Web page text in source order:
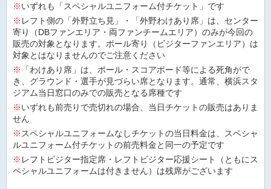
※いずれも「スペシャルユニフォーム付チケット」です
※ レフト側の「外野立ち見」・「外野わけあり席」は、センター
寄り（DBファンエリア・両ファンチームエリア）のみが今回の
販売の対象となります。ポール寄り（ビジターファンエリア）は
対象とはなりませんのでご注意ください
※
「わけあり席」は、ポール・スコアボード等による死角がで
き、グラウンド・選手が見づらい席となります。通常、横浜スタ
ジアム当日窓口のみでの販売となる席種です
※いずれも前売りで売切れの場合、当日チケットの販売はありま
せん
※ スペシャルユニフォームなしチケットの当日料金は、スペシャ
ルユニフォーム付チケットの前売料金と同一の予定です
※ レフトビジター指定席・レフトビジター応援シート（ともにス
ペシャルユニフォームは付きません）は残席がございます